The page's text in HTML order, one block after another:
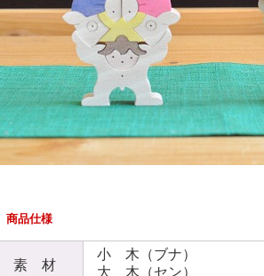
商品仕様
素 材
小 木（ブナ）
大 木（セン）